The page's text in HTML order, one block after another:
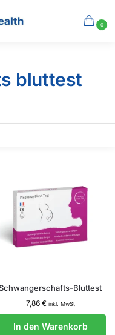
0
bluttest
Bluttest
7,86 € inkl. MwSt
In den Warenkorb